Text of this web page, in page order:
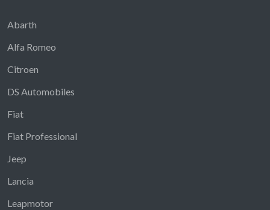
Abarth
Alfa Romeo
Citroen
DS Automobiles
Fiat
Fiat Professional
Jeep
Lancia
Leapmotor